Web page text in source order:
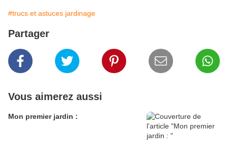
#trucs et astuces jardinage
Partager
Vous aimerez aussi
Mon premier jardin :